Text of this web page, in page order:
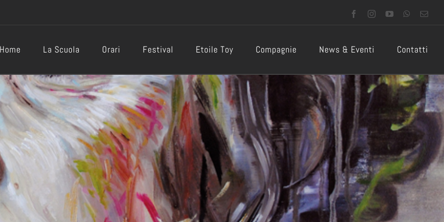
FacebookInstagramYouTubeWhatsApp
Home La Scuola Orari Festival Etoile Toy Compagnie News & Eventi Contatti